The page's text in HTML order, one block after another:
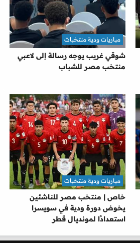
شوقي غريب يوجه رسالة إلى لاعبي
منتخب مصر للشباب
مباريات ودية منتخبات
خاص | منتخب مصر للناشئين
يخوض دورة ودية في سويسرا
استعدادًا لمونديال قطر
مباريات ودية منتخبات